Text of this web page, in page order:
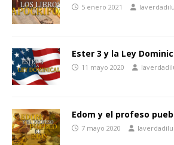
5 enero 2021
Ester 3 y la Ley
11 mayo 2020
Edom y el profeso
7 mayo 2020